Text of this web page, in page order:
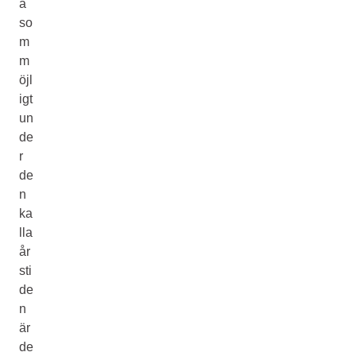
a
so
m
m
öjl
igt
un
de
r
de
n
ka
lla
år
sti
de
n
är
de